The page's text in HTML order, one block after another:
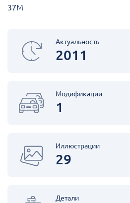
37M
Актуальность
2011
Модификации
1
Иллюстрации
29
Детали